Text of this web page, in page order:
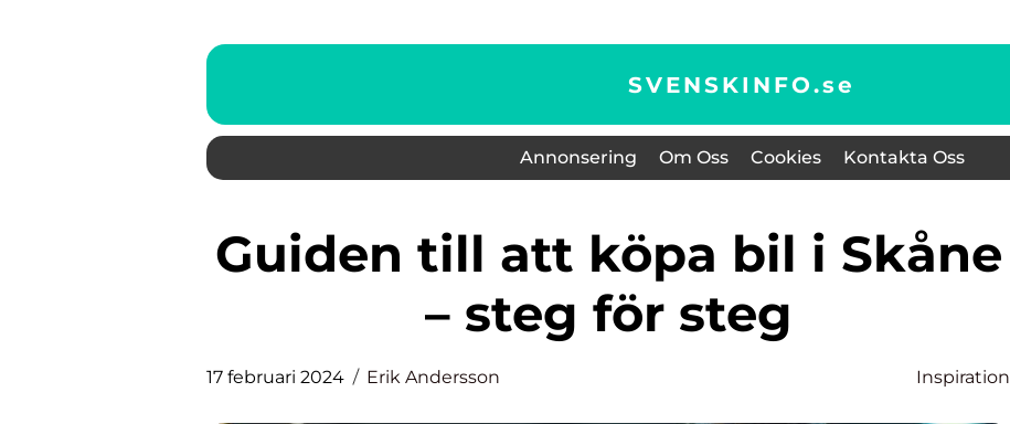
SVENSKINFO.se
Annonsering Om Oss Cookies Kontakta Oss
Guiden till att köpa bil i Skåne
– steg för steg
17 februari 2024 Erik Andersson Inspiration